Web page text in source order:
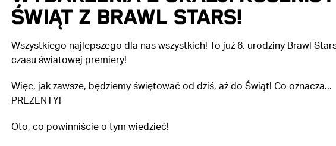
Świąt z Brawl Stars!
Wszystkiego najlepszego dla nas wszystkich! To już 6. urodziny Brawl
czasu światowej premiery!
Więc, jak zawsze, będziemy świętować od dziś, aż do Świąt! Co oznacza...
PREZENTY!
Oto, co powinniście o tym wiedzieć!